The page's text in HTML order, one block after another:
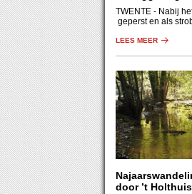
TWENTE - Nabij
geperst en als
LEES MEER
door ’t Holthuis